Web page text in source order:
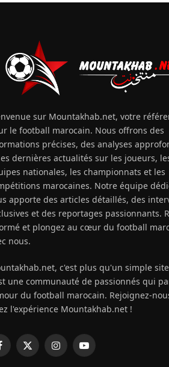
sur Mountakhab.net, votre
le football marocain. Nous offrons des
précises, des analyses
dernières actualités sur les joueurs,
nationales, les championnats et les
marocaines. Notre équipe
apporte des articles détaillés, des
et des reportages passionnants.
et plongez au cœur du football
nous.
c'est plus qu'un simple
une communauté de passionnés qui
du football marocain. Rejoignez-
l'expérience Mountakhab.net !
X
InstagramYouTube